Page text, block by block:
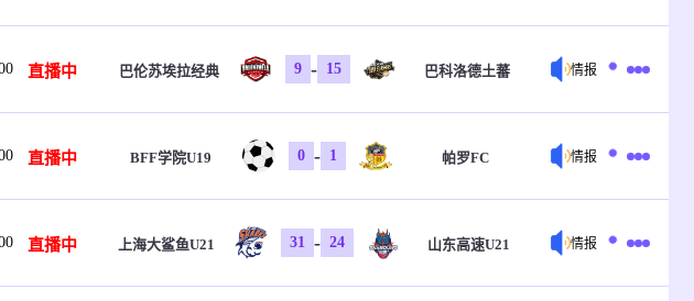
直播中 巴伦苏埃拉经典 9 - 15 巴科洛德土蕃 情报
直播中 BFF学院U19 0 - 1 帕罗FC 情报
直播中 上海大鲨鱼U21 31 - 24 山东高速U21 情报